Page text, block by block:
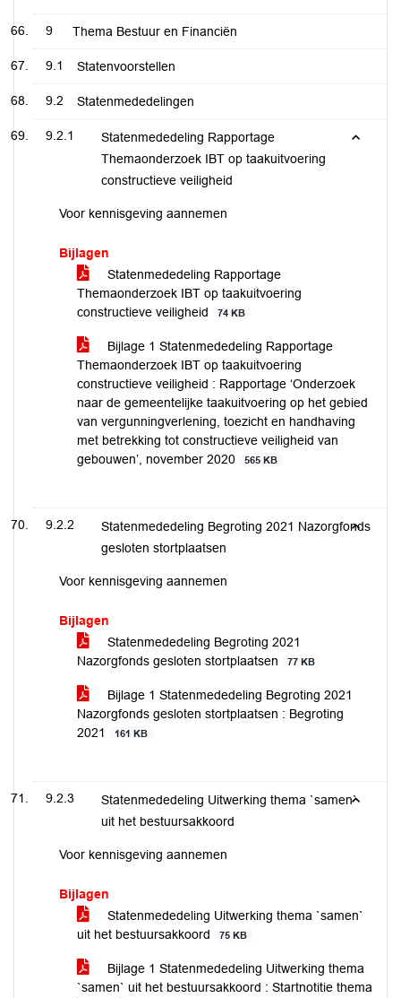
9 Thema Bestuur en Financiën
9.1 Statenvoorstellen
9.2 Statenmededelingen
9.2.1
Statenmededeling Rapportage
Themaonderzoek IBT op taakuitvoering
constructieve veiligheid
Voor kennisgeving aannemen
Bijlagen
Statenmededeling Rapportage
Themaonderzoek IBT op taakuitvoering
constructieve veiligheid
74 KB
Bijlage 1 Statenmededeling Rapportage
Themaonderzoek IBT op taakuitvoering
constructieve veiligheid : Rapportage ‘Onderzoek
naar de gemeentelijke taakuitvoering op het gebied
van vergunningverlening, toezicht en handhaving
met betrekking tot constructieve veiligheid van
gebouwen’, november 2020
565 KB
9.2.2
Statenmededeling Begroting 2021 Nazorgfonds
gesloten stortplaatsen
Voor kennisgeving aannemen
Bijlagen
Statenmededeling Begroting 2021
Nazorgfonds gesloten stortplaatsen
77 KB
Bijlage 1 Statenmededeling Begroting 2021
Nazorgfonds gesloten stortplaatsen : Begroting
2021
161 KB
9.2.3
Statenmededeling Uitwerking thema `samen`
uit het bestuursakkoord
Voor kennisgeving aannemen
Bijlagen
Statenmededeling Uitwerking thema `samen`
uit het bestuursakkoord
75 KB
Bijlage 1 Statenmededeling Uitwerking thema
`samen` uit het bestuursakkoord : Startnotitie thema